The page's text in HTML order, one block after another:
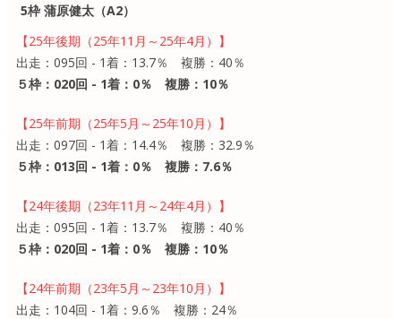
5枠 蒲原健太（A2）
【25年後期（25年11月～25年4月）】
出走：095回 - 1着：13.7％ 複勝：40％
５枠：020回 - 1着：0％ 複勝：10％
【25年前期（25年5月～25年10月）】
出走：097回 - 1着：14.4％ 複勝：32.9％
５枠：013回 - 1着：0％ 複勝：7.6％
【24年後期（23年11月～24年4月）】
出走：095回 - 1着：13.7％ 複勝：40％
５枠：020回 - 1着：0％ 複勝：10％
【24年前期（23年5月～23年10月）】
出走：104回 - 1着：9.6％ 複勝：24％